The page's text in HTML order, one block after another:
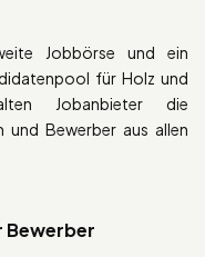
Jobbörse und ein
für Holz und
Jobanbieter die
und Bewerber aus allen
Bewerber